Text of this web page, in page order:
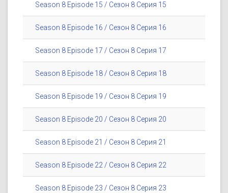
Season 8 Episode 15 / Сезон 8 Серия 15
Season 8 Episode 16 / Сезон 8 Серия 16
Season 8 Episode 17 / Сезон 8 Серия 17
Season 8 Episode 18 / Сезон 8 Серия 18
Season 8 Episode 19 / Сезон 8 Серия 19
Season 8 Episode 20 / Сезон 8 Серия 20
Season 8 Episode 21 / Сезон 8 Серия 21
Season 8 Episode 22 / Сезон 8 Серия 22
Season 8 Episode 23 / Сезон 8 Серия 23